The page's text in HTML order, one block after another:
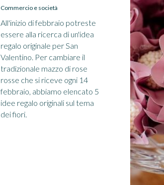
Commercio e società
All'inizio di febbraio potreste
essere alla ricerca di un'idea
regalo originale per San
Valentino. Per cambiare il
tradizionale mazzo di rose
rosse che si riceve ogni 14
febbraio, abbiamo elencato 5
idee regalo originali sul tema
dei fiori.